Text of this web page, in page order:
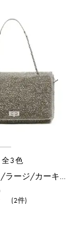
全3色
ルッケット II /ラージ/カーキシルバー
(2件)